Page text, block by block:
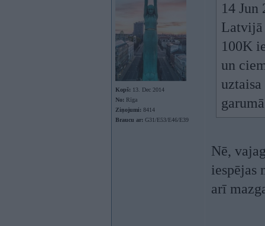
Kopš: 13. Dec 2014
No: Rīga
Ziņojumi: 8414
Braucu ar: G31/E53/E46/E39
14 Jun
Latvijā
100K
un
Nē,
iespējas
arī